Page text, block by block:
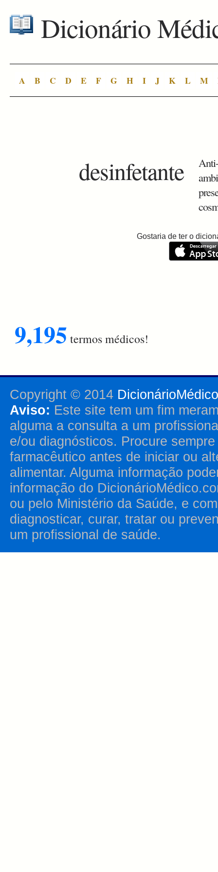
Dicionário
A B C D E F G H I J K L M
desinfetante
Gostaria de ter o
9,195 termos médicos!
Copyright © 2014
Aviso: Este site tem um fim
alguma a consulta a um
e/ou diagnósticos. Procure
farmacêutico antes de iniciar ou
alimentar. Alguma informação
informação do
ou pelo Ministério da Saúde, e
diagnosticar, curar, tratar ou
um profissional de saúde.